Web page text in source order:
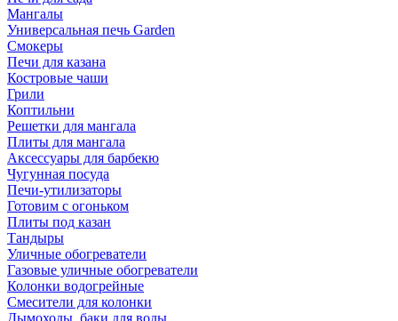
Мангалы
Универсальная печь Garden
Смокеры
Печи для казана
Костровые чаши
Грили
Коптильни
Решетки для мангала
Плиты для мангала
Аксессуары для барбекю
Чугунная посуда
Печи-утилизаторы
Готовим с огоньком
Плиты под казан
Тандыры
Уличные обогреватели
Газовые уличные обогреватели
Колонки водогрейные
Смесители для колонки
Дымоходы, баки для воды